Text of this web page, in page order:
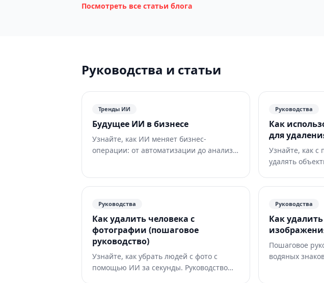
мазков, насыщенности цвета, текстуре
Посмотреть все статьи блога
Руководства и статьи
Тренды ИИ
Будущее ИИ в бизнесе
Узнайте, как ИИ меняет бизнес-
операции: от автоматизации до анализа
Руководства
Как
для
Узнайте, как
удалять
более чистый
Руководства
Как удалить человека с
фотографии (пошаговое
руководство)
Узнайте, как убрать людей с фото с
помощью ИИ за секунды. Руководство
Руководства
Как
Пошаговое
водяных